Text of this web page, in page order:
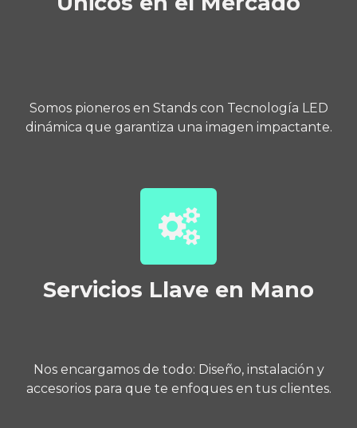
Somos pioneros en Stands con Tecnología LED
dinámica que garantiza una imagen impactante.
Servicios Llave en Mano
Nos encargamos de todo: Diseño, instalación y
accesorios para que te enfoques en tus clientes.